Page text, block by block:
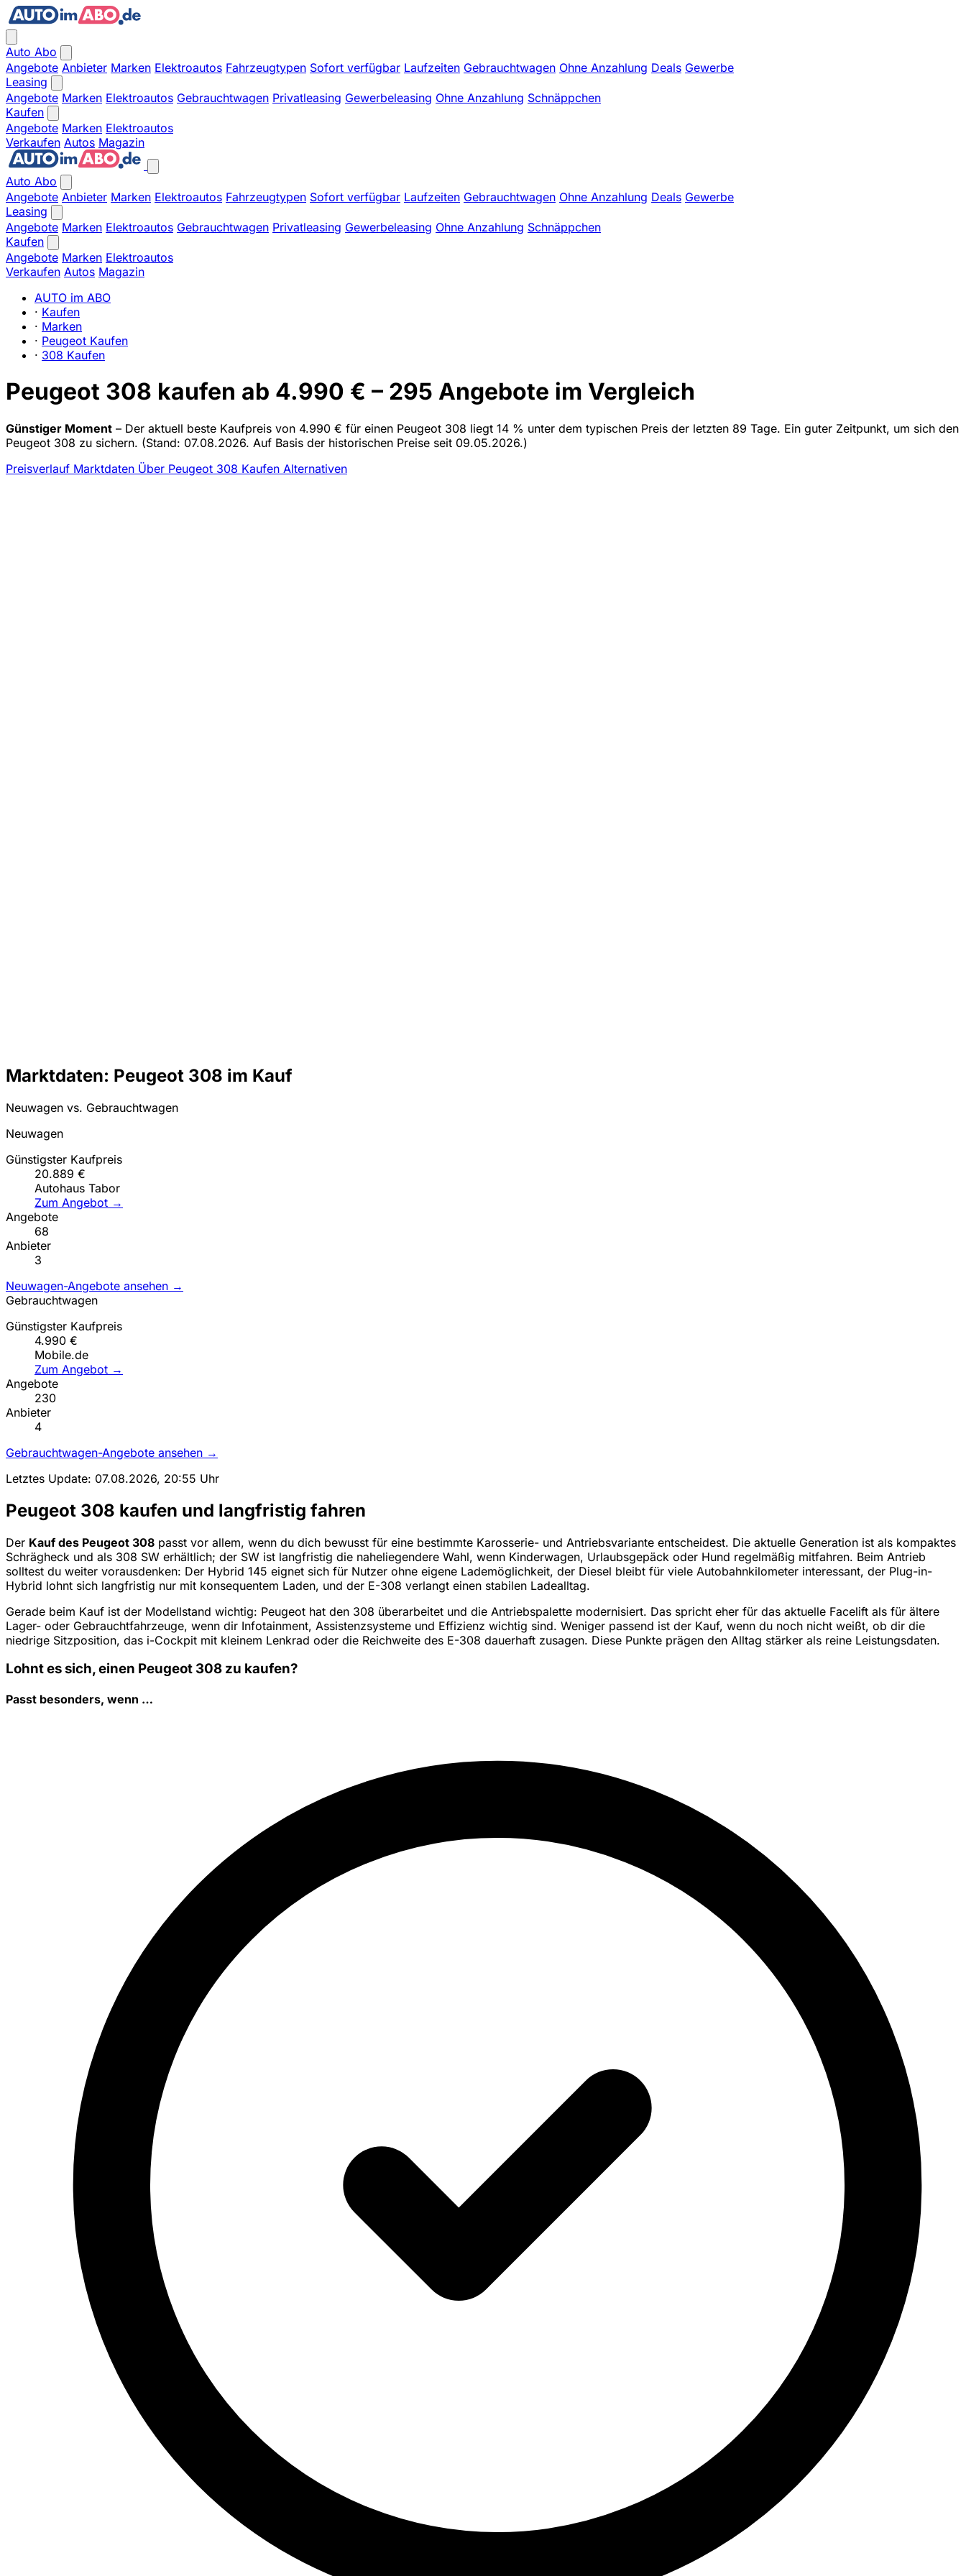
Auto Abo
Angebote Anbieter Marken Elektroautos Fahrzeugtypen Sofort verfügbar Laufzeiten Gebrauchtwagen Ohne Anzahlung Deals Gewerbe
Leasing
Angebote Marken Elektroautos Gebrauchtwagen Privatleasing Gewerbeleasing Ohne Anzahlung Schnäppchen
Kaufen
Angebote Marken Elektroautos
Verkaufen Autos Magazin
Auto Abo
Angebote Anbieter Marken Elektroautos Fahrzeugtypen Sofort verfügbar Laufzeiten Gebrauchtwagen Ohne Anzahlung Deals Gewerbe
Leasing
Angebote Marken Elektroautos Gebrauchtwagen Privatleasing Gewerbeleasing Ohne Anzahlung Schnäppchen
Kaufen
Angebote Marken Elektroautos
Verkaufen Autos Magazin
AUTO im ABO
· Kaufen
· Marken
· Peugeot Kaufen
· 308 Kaufen
Peugeot 308 kaufen ab 4.990 € – 295 Angebote im Vergleich
Günstiger Moment – Der aktuell beste Kaufpreis von 4.990 € für einen Peugeot 308 liegt 14 % unter dem typischen Preis der letzten 89 Tage. Ein guter Zeitpunkt, um sich den
Peugeot 308 zu sichern. (Stand: 07.08.2026. Auf Basis der historischen Preise seit 09.05.2026.)
Preisverlauf Marktdaten Über Peugeot 308 Kaufen Alternativen
Marktdaten: Peugeot 308 im Kauf
Neuwagen vs. Gebrauchtwagen
Neuwagen
Günstigster Kaufpreis
20.889 €
Autohaus Tabor
Zum Angebot →
Angebote
68
Anbieter
3
Neuwagen-Angebote ansehen →
Gebrauchtwagen
Günstigster Kaufpreis
4.990 €
Mobile.de
Zum Angebot →
Angebote
230
Anbieter
4
Gebrauchtwagen-Angebote ansehen →
Letztes Update: 07.08.2026, 20:55 Uhr
Peugeot 308 kaufen und langfristig fahren
Der Kauf des Peugeot 308 passt vor allem, wenn du dich bewusst für eine bestimmte Karosserie- und Antriebsvariante entscheidest. Die aktuelle Generation ist als kompaktes
Schrägheck und als 308 SW erhältlich; der SW ist langfristig die naheliegendere Wahl, wenn Kinderwagen, Urlaubsgepäck oder Hund regelmäßig mitfahren. Beim Antrieb
solltest du weiter vorausdenken: Der Hybrid 145 eignet sich für Nutzer ohne eigene Lademöglichkeit, der Diesel bleibt für viele Autobahnkilometer interessant, der Plug-in-
Hybrid lohnt sich langfristig nur mit konsequentem Laden, und der E-308 verlangt einen stabilen Ladealltag.
Gerade beim Kauf ist der Modellstand wichtig: Peugeot hat den 308 überarbeitet und die Antriebspalette modernisiert. Das spricht eher für das aktuelle Facelift als für ältere
Lager- oder Gebrauchtfahrzeuge, wenn dir Infotainment, Assistenzsysteme und Effizienz wichtig sind. Weniger passend ist der Kauf, wenn du noch nicht weißt, ob dir die
niedrige Sitzposition, das i-Cockpit mit kleinem Lenkrad oder die Reichweite des E-308 dauerhaft zusagen. Diese Punkte prägen den Alltag stärker als reine Leistungsdaten.
Lohnt es sich, einen Peugeot 308 zu kaufen?
Passt besonders, wenn …